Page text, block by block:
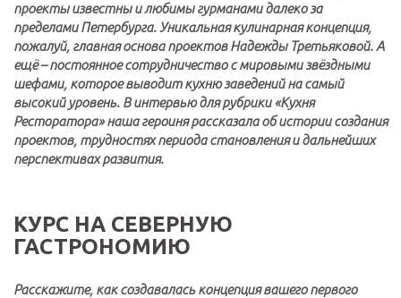
проекты известны и любимы гурманами далеко за
пределами Петербурга. Уникальная кулинарная концепция,
пожалуй, главная основа проектов Надежды Третьяковой. А
ещё – постоянное сотрудничество с мировыми звёздными
шефами, которое выводит кухню заведений на самый
высокий уровень. В интервью для рубрики «Кухня
Ресторатора» наша героиня рассказала об истории создания
проектов, трудностях периода становления и дальнейших
перспективах развития.
КУРС НА СЕВЕРНУЮ
ГАСТРОНОМИЮ
Расскажите, как создавалась концепция вашего первого